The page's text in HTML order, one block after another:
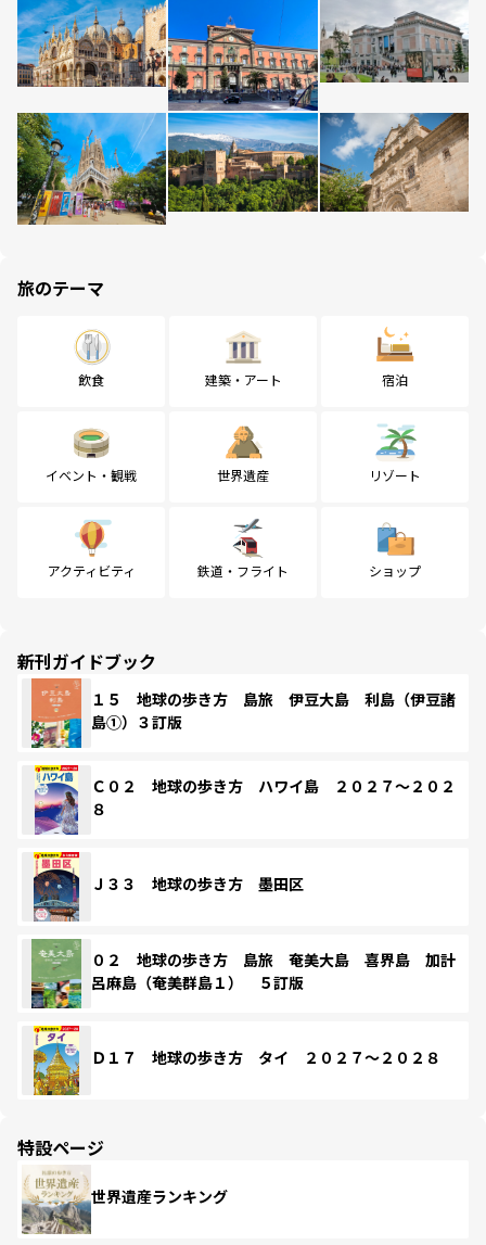
旅のテーマ
飲食 建築・アート 宿泊
イベント・観戦 世界遺産 リゾート
アクティビティ 鉄道・フライト ショップ
新刊ガイドブック
１５ 地球の歩き方 島旅 伊豆大島 利島（伊豆諸
島①）３訂版
Ｃ０２ 地球の歩き方 ハワイ島 ２０２７～２０２
８
Ｊ３３ 地球の歩き方 墨田区
０２ 地球の歩き方 島旅 奄美大島 喜界島 加計
呂麻島（奄美群島１） ５訂版
Ｄ１７ 地球の歩き方 タイ ２０２７～２０２８
特設ページ
世界遺産ランキング